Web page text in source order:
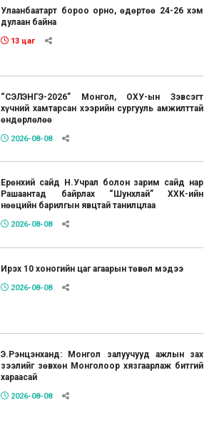
Улаанбаатарт бороо орно, өдөртөө 24-26 хэм
дулаан байна
13 цаг
“СЭЛЭНГЭ-2026” Монгол, ОХУ-ын Зэвсэгт
хүчний хамтарсан хээрийн сургууль амжилттай
өндөрлөлөө
2026-08-08
Ерөнхий сайд Н.Учрал болон зарим сайд нар
Рашаантад байрлах “Шунхлай” ХХК-ийн
нөөцийн барилгын явцтай танилцлаа
2026-08-08
Ирэх 10 хоногийн цаг агаарын төвөл мэдээ
2026-08-08
Э.Рэнцэнханд: Монгол залуучууд ажлын зах
зээлийг зөвхөн Монголоор хязгаарлаж битгий
хараасай
2026-08-08